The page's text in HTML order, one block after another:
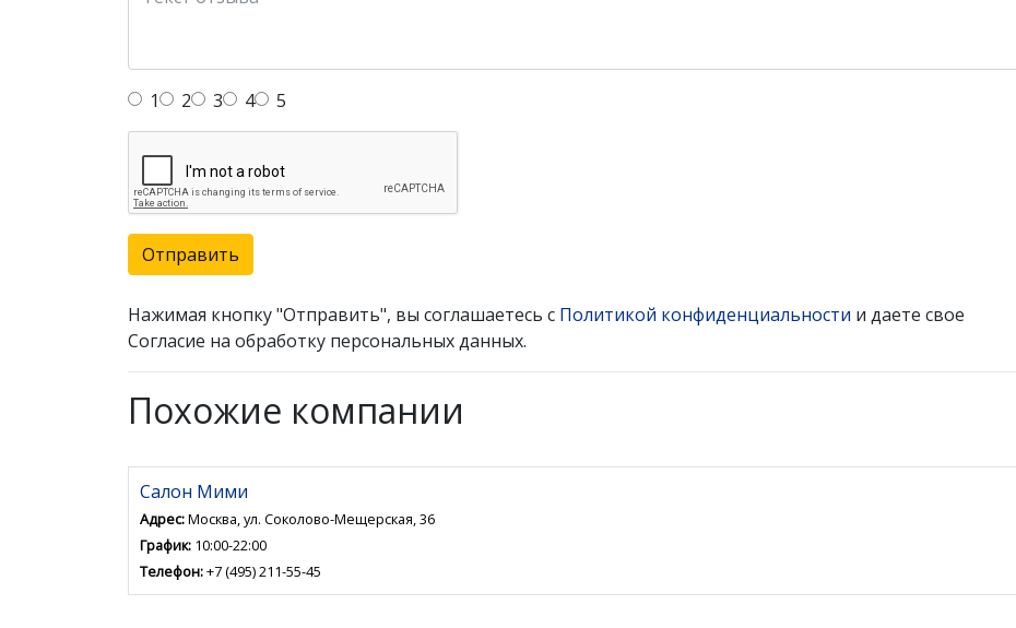
1 2 3 4 5
Отправить
Нажимая кнопку "Отправить", вы соглашаетесь с Политикой конфиденциальности и даете свое
Согласие на обработку персональных данных.
Похожие компании
Салон Мими
Адрес:Москва, ул. Соколово-Мещерская, 36
График: 10:00-22:00
Телефон:+7 (495) 211-55-45